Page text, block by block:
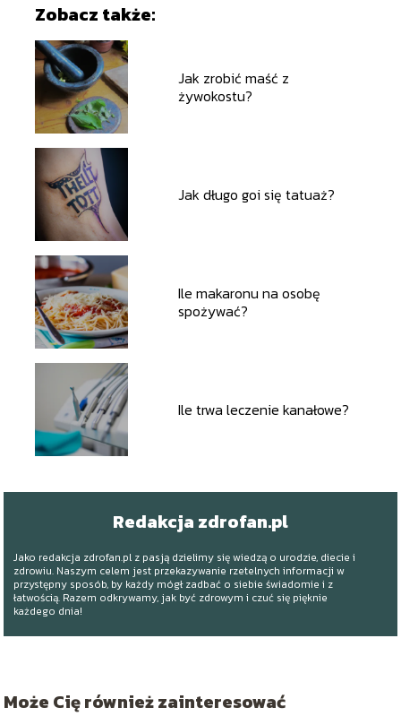
Zobacz także:
Jak zrobić maść z
żywokostu?
Jak długo goi się tatuaż?
Ile makaronu na osobę
spożywać?
Ile trwa leczenie kanałowe?
Redakcja zdrofan.pl
Jako redakcja zdrofan.pl z pasją dzielimy się wiedzą o urodzie, diecie i
zdrowiu. Naszym celem jest przekazywanie rzetelnych informacji w
przystępny sposób, by każdy mógł zadbać o siebie świadomie i z
łatwością. Razem odkrywamy, jak być zdrowym i czuć się pięknie
każdego dnia!
Może Cię również zainteresować